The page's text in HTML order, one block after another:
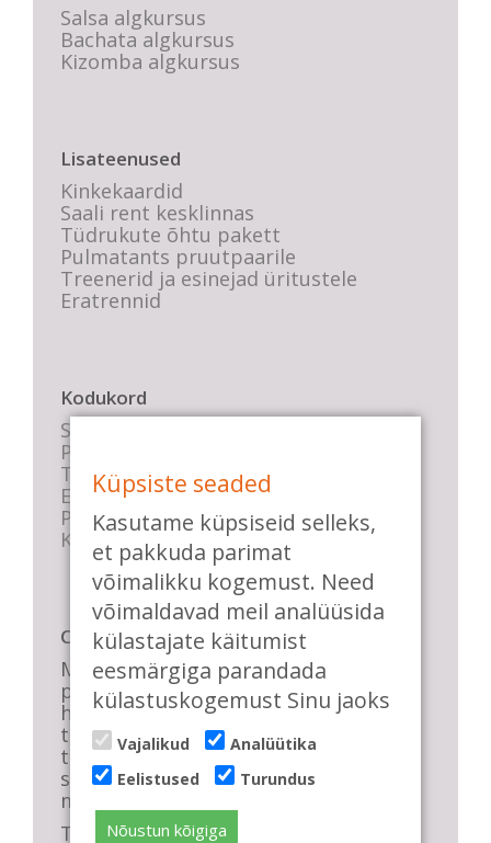
Salsa algkursus
Bachata algkursus
Kizomba algkursus
Lisateenused
Kinkekaardid
Saali rent kesklinnas
Tüdrukute õhtu pakett
Pulmatants pruutpaarile
Treenerid ja esinejad üritustele
Eratrennid
Kodukord
Stuudio sisekord
Privaatsustingimused
Tasemete kirjeldused
E-poe tingimused
Parkimise info
KKK
Casa de Baile
Me pühendume lõbusale olemisele,
positiivsele seltskonnale ja
huvitavatele ning kasulikele
tantsudele. Kui mõnes meie
talveõhtuses trennis tuled kustutada,
siis vaatab vastu säravate silmade
meri, mis näitab, et oleme õigel teel!
Tule ka sina meie sekka.
Küpsiste seaded
Kasutame küpsiseid selleks,
et pakkuda parimat
võimalikku kogemust. Need
võimaldavad meil analüüsida
külastajate käitumist
eesmärgiga parandada
külastuskogemust Sinu jaoks
Vajalikud
Analüütika
Eelistused
Turundus
Nõustun kõigiga